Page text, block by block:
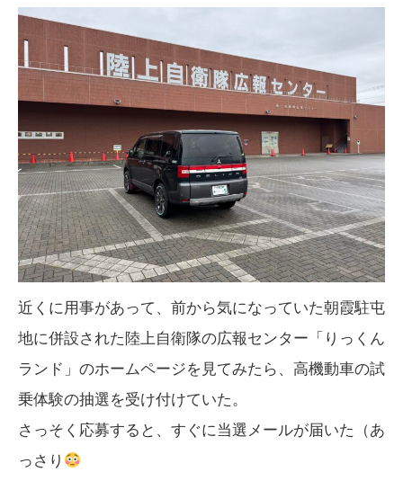
近くに用事があって、前から気になっていた朝霞駐屯
地に併設された陸上自衛隊の広報センター「りっくん
ランド」のホームページを見てみたら、高機動車の試
乗体験の抽選を受け付けていた。
さっそく応募すると、すぐに当選メールが届いた（あ
っさり